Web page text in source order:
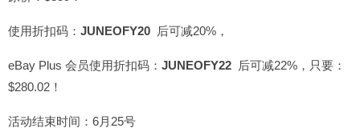
使用折扣码： JUNEOFY20 后可减20%，
eBay Plus 会员使用折扣码： JUNEOFY22 后可减22%，只要：
$280.02！
活动结束时间：6月25号